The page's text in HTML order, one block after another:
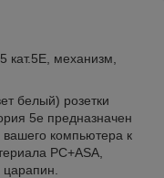
механизм,
белый) розетки
5е предназначен
компьютера к
PС+ASA,